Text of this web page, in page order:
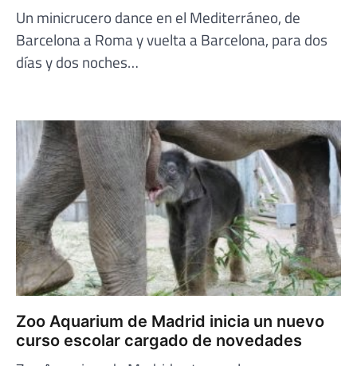
Un minicrucero dance en el Mediterráneo, de
Barcelona a Roma y vuelta a Barcelona, para dos
días y dos noches…
Zoo Aquarium de Madrid inicia un nuevo
curso escolar cargado de novedades